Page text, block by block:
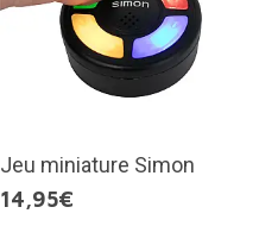
Jeu miniature Simon
14,95€